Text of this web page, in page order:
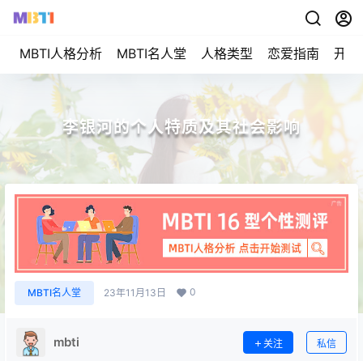
MBTI人格分析 MBTI名人堂 人格类型 恋爱指南 开始
李银河的个人特质及其社会影响
MBTI名人堂 23年11月13日 0
mbti 关注 私信